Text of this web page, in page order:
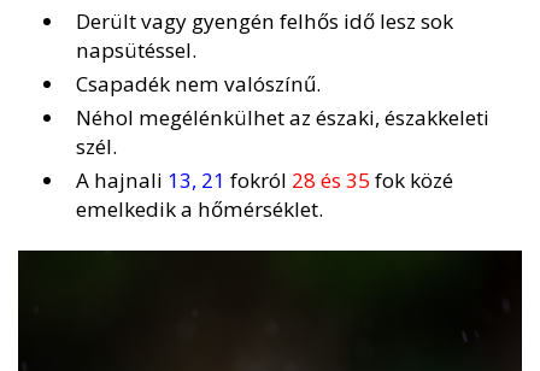
Derült vagy gyengén felhős idő lesz sok
napsütéssel.
Csapadék nem valószínű.
Néhol megélénkülhet az északi, északkeleti
szél.
A hajnali 13, 21 fokról 28 és 35 fok közé
emelkedik a hőmérséklet.